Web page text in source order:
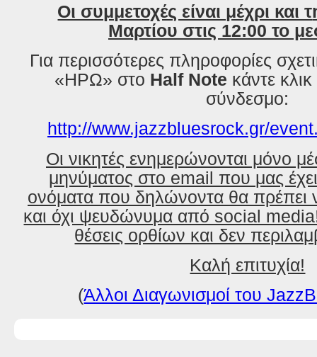
Οι συμμετοχές είναι μέχρι και τ
Μαρτίου στις 12:00 το
Για περισσότερες πληροφορίες
«ΗΡΩ» στο Half Note κάντε
σύνδεσμο:
http://www.jazzbluesrock.gr/
Οι νικητές ενημερώνονται μόνο
μηνύματος στο email που μας
ονόματα που δηλώνοντα θα πρέπει
και όχι ψευδώνυμα από social
θέσεις ορθίων και δεν
Καλή επιτυχία!
(Άλλοι Διαγωνισμοί του